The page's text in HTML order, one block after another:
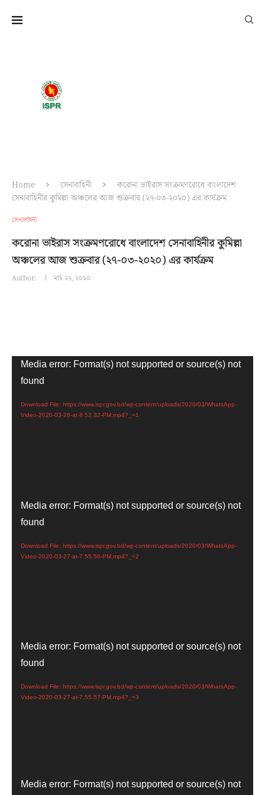
Home সেনাবাহিনী
করোনা ভাইরাস সংক্রমণরোধে বাংলাদেশ
সেনাবাহিনীর কুমিল্লা অঞ্চলের আজ শুক্রবার (২৭-০৩-২০২০) এর কার্যক্রম
সেনাবাহিনী
করোনা ভাইরাস সংক্রমণরোধে বাংলাদেশ সেনাবাহিনীর কুমিল্লা
অঞ্চলের আজ শুক্রবার (২৭-০৩-২০২০) এর কার্যক্রম
Author: মার্চ ২৭, ২০২০
Video
Player
Media error: Format(s) not supported or source(s) not
found
Download File: https://www.ispr.gov.bd/wp-content/uploads/2020/03/WhatsApp-
Video-2020-03-26-at-8.52.32-PM.mp4?_=1
Video
Player
Media error: Format(s) not supported or source(s) not
found
Download File: https://www.ispr.gov.bd/wp-content/uploads/2020/03/WhatsApp-
Video-2020-03-27-at-7.55.56-PM.mp4?_=2
Video
Player
Media error: Format(s) not supported or source(s) not
found
Download File: https://www.ispr.gov.bd/wp-content/uploads/2020/03/WhatsApp-
Video-2020-03-27-at-7.55.57-PM.mp4?_=3
Video
Media error: Format(s) not supported or source(s) not